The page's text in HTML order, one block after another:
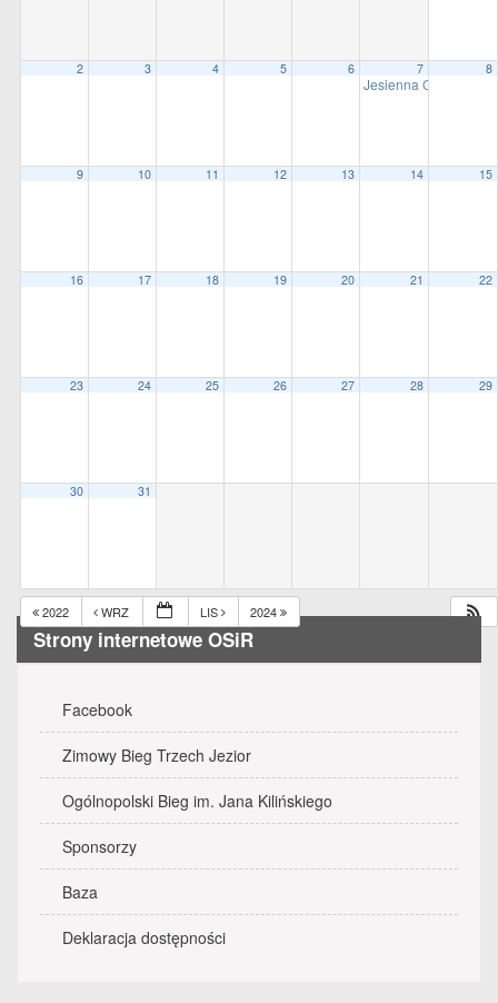
2 3 4 5 6 7
Jesienna Otwarte
8
9 10 11 12 13 14 15
16 17 18 19 20 21 22
23 24 25 26 27 28 29
30 31
2022 WRZ LIS 2024
Strony internetowe OSiR
Facebook
Zimowy Bieg Trzech Jezior
Ogólnopolski Bieg im. Jana Kilińskiego
Sponsorzy
Baza
Deklaracja dostępności